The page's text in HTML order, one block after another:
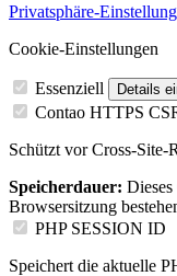
Privatsphäre-
Cookie-Einstellungen
Essenziell Details
Contao HTTPS
Schützt vor Cross-Site-
Speicherdauer:
Browsersitzung
PHP SESSION ID
Speichert die aktuelle